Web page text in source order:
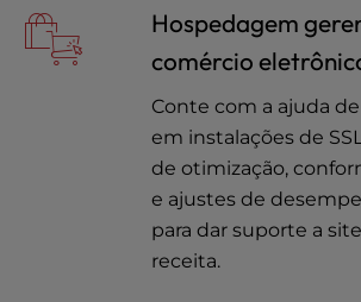
Hospedagem
comércio
Conte com a ajuda
em instalações de
de otimização,
e ajustes de
para dar suporte a
receita.